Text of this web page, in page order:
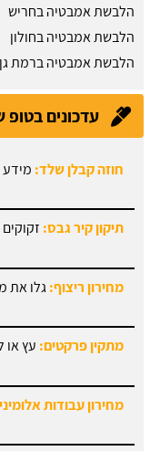
הלבשת אמבטיה בחריש
הלבשת אמבטיה בחולון
הלבשת אמבטיה ברמת גן
עדכונים בטופ
חוזה קבלן שלד:
גלו את
עץ
מחירון עבודות